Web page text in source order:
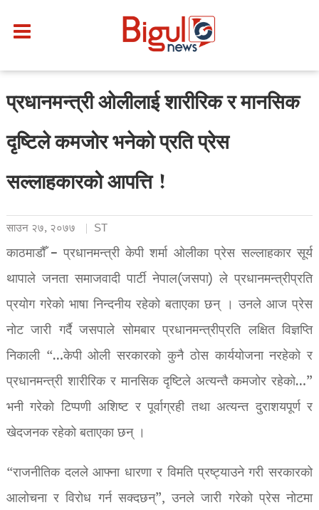
प्रधानमन्त्री ओलीलाई शारीरिक र मानसिक
दृष्टिले कमजोर भनेको प्रति प्रेस
सल्लाहकारको आपत्ति !
साउन २७, २०७७ ST
काठमाडौँ – प्रधानमन्त्री केपी शर्मा ओलीका प्रेस सल्लाहकार सूर्य
थापाले जनता समाजवादी पार्टी नेपाल(जसपा) ले प्रधानमन्त्रीप्रति
प्रयोग गरेको भाषा निन्दनीय रहेको बताएका छन् । उनले आज प्रेस
नोट जारी गर्दै जसपाले सोमबार प्रधानमन्त्रीप्रति लक्षित विज्ञप्ति
निकाली “…केपी ओली सरकारको कुनै ठोस कार्ययोजना नरहेको र
प्रधानमन्त्री शारीरिक र मानसिक दृष्टिले अत्यन्तै कमजोर रहेको…”
भनी गरेको टिप्पणी अशिष्ट र पूर्वाग्रही तथा अत्यन्त दुराशयपूर्ण र
खेदजनक रहेको बताएका छन् ।
“राजनीतिक दलले आफ्ना धारणा र विमति प्रष्ट्याउने गरी सरकारको
आलोचना र विरोध गर्न सक्दछन्”, उनले जारी गरेको प्रेस नोटमा